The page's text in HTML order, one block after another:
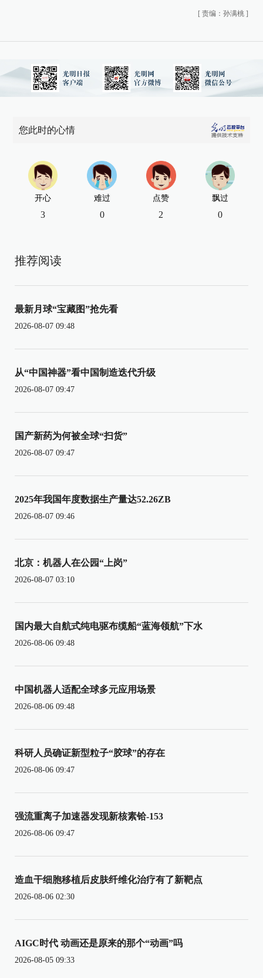
[ 责编：孙满桃 ]
您此时的心情
开心
3
难过
0
点赞
2
飘过
0
推荐阅读
最新月球“宝藏图”抢先看
2026-08-07 09:48
从“中国神器”看中国制造迭代升级
2026-08-07 09:47
国产新药为何被全球“扫货”
2026-08-07 09:47
2025年我国年度数据生产量达52.26ZB
2026-08-07 09:46
北京：机器人在公园“上岗”
2026-08-07 03:10
国内最大自航式纯电驱布缆船“蓝海领航”下水
2026-08-06 09:48
中国机器人适配全球多元应用场景
2026-08-06 09:48
科研人员确证新型粒子“胶球”的存在
2026-08-06 09:47
强流重离子加速器发现新核素铪-153
2026-08-06 09:47
造血干细胞移植后皮肤纤维化治疗有了新靶点
2026-08-06 02:30
AIGC时代 动画还是原来的那个“动画”吗
2026-08-05 09:33